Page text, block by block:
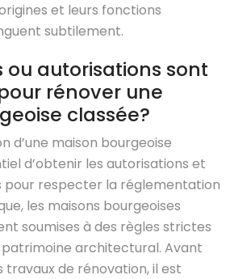
et leurs fonctions
subtilement.
ou autorisations sont
rénover une
classée?
d’une maison bourgeoise
d’obtenir les autorisations et
pour respecter la réglementation
les maisons bourgeoises
soumises à des règles strictes
architectural. Avant
travaux de rénovation, il est